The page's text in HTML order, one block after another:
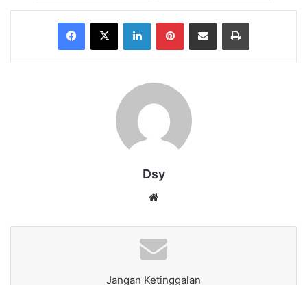
Facebook
X LinkedInPinterestShare via Email Print
Dsy
Jangan Ketinggalan